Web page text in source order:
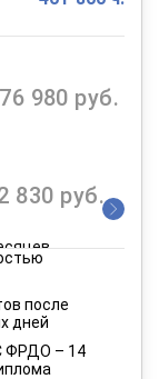
980 руб.
830 руб.
после
дней
ФРДО – 14